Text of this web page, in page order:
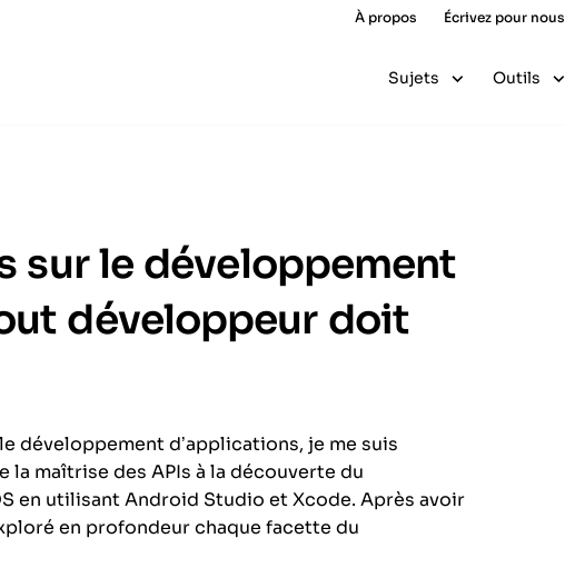
À propos Écrivez pour nous
Sujets Outils
sur le développement
développeur doit
développement d’applications, je me suis
maîtrise des APIs à la découverte du
en utilisant Android Studio et Xcode. Après avoir
en profondeur chaque facette du